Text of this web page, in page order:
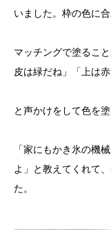
いました。枠の色に
マッチングで塗るこ
皮は緑だね」「上は
と声かけをして色を
「家にもかき氷の機
よ」と教えてくれて
た。